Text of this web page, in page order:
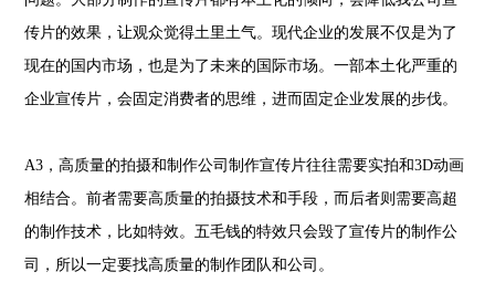
传片的效果，让观众觉得土里土气。现代企业的发展不仅是为了
现在的国内市场，也是为了未来的国际市场。一部本土化严重的
企业宣传片，会固定消费者的思维，进而固定企业发展的步伐。
A3，高质量的拍摄和制作公司制作宣传片往往需要实拍和3D动画
相结合。前者需要高质量的拍摄技术和手段，而后者则需要高超
的制作技术，比如特效。五毛钱的特效只会毁了宣传片的制作公
司，所以一定要找高质量的制作团队和公司。